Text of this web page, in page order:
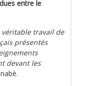
entre le
travail de
présentés
devant les